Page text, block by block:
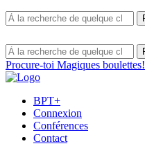
Procure-toi Magiques boulettes!
BPT+
Connexion
Conférences
Contact